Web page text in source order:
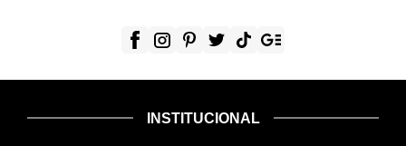
INSTITUCIONAL